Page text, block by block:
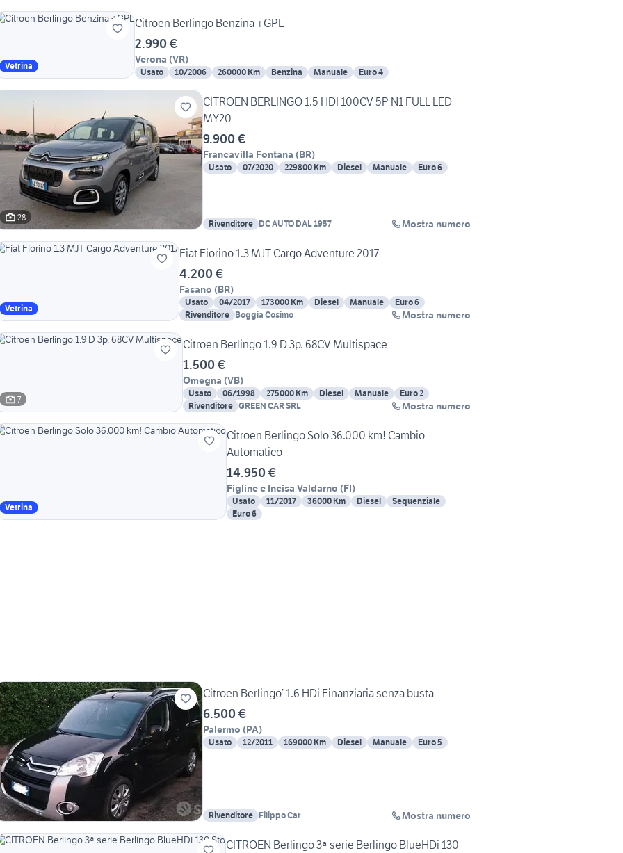
Vetrina
Citroen Berlingo Benzina +GPL
2.990 €
Verona (VR)
Usato 10/2006 260000 Km Benzina Manuale Euro 4
28
CITROEN BERLINGO 1.5 HDI 100CV 5P N1 FULL LED
MY20
9.900 €
Francavilla Fontana (BR)
Usato 07/2020 229800 Km Diesel Manuale Euro 6
Rivenditore DC AUTO DAL 1957 Mostra numero
Vetrina
Fiat Fiorino 1.3 MJT Cargo Adventure 2017
4.200 €
Fasano (BR)
Usato 04/2017 173000 Km Diesel Manuale
Euro 6
Rivenditore Boggia Cosimo Mostra numero
7
Citroen Berlingo 1.9 D 3p. 68CV Multispace
1.500 €
Omegna (VB)
Usato 06/1998 275000 Km Diesel Manuale
Euro 2
Rivenditore GREEN CAR SRL Mostra numero
Vetrina
Citroen Berlingo Solo 36.000 km! Cambio
Automatico
14.950 €
Figline e Incisa Valdarno (FI)
Usato 11/2017 36000 Km Diesel
Sequenziale
Euro 6
Citroen Berlingo’ 1.6 HDi Finanziaria senza busta
6.500 €
Palermo (PA)
Usato 12/2011 169000 Km Diesel Manuale Euro 5
Rivenditore Filippo Car Mostra numero
CITROEN Berlingo 3ª serie Berlingo BlueHDi 130